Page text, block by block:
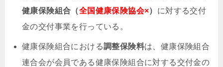
健康保険組合（全国健康保険協会×） に対する交付
金の交付事業を行っている。
健康保険組合における調整保険料は、健康保険組合
連合会が会員である健康保険組合に対する交付金の